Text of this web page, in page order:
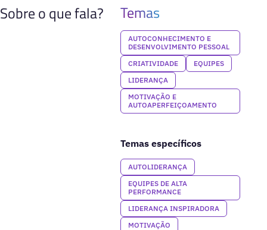
Sobre o que fala? Temas
AUTOCONHECIMENTO E
DESENVOLVIMENTO PESSOAL
CRIATIVIDADE
EQUIPES
LIDERANÇA
MOTIVAÇÃO E
AUTOAPERFEIÇOAMENTO
Temas específicos
AUTOLIDERANÇA
EQUIPES DE ALTA
PERFORMANCE
LIDERANÇA INSPIRADORA
MOTIVAÇÃO